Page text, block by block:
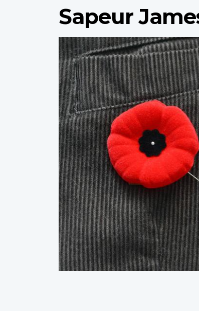
Sapeur
Profile
image